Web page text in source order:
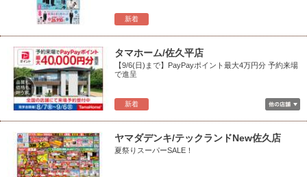
新着
新着
タマホーム/佐久平店
【9/6(日)まで】PayPayポイント最大4万円分 予約来場
で進呈
ヤマダデンキ/テックランドNew佐久店
夏祭りスーパーSALE！